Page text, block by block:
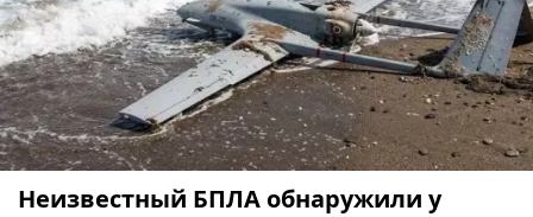
Неизвестный БПЛА обнаружили у